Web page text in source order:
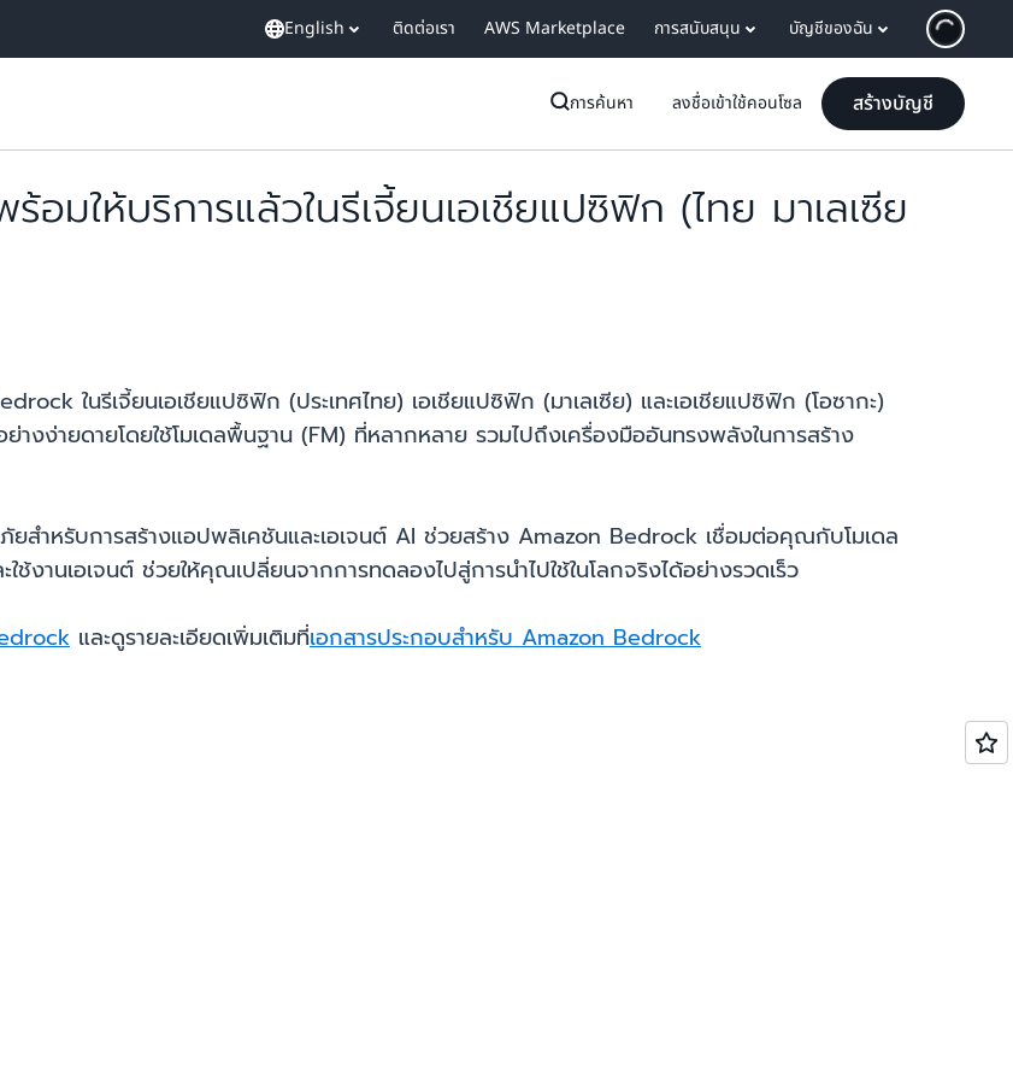
English ติดต่อเรา AWS Marketplace การสนับสนุน บัญชีของฉัน
การค้นหา ลงชื่อเข้าใช้คอนโซล สร้างบัญชี
ให้บริการแล้วในรีเจี้ยนเอเชียแปซิฟิก (ไทย มาเลเซีย
ในรีเจี้ยนเอเชียแปซิฟิก (ประเทศไทย) เอเชียแปซิฟิก (มาเลเซีย) และเอเชียแปซิฟิก (โอซากะ)
งง่ายดายโดยใช้โมเดลพื้นฐาน (FM) ที่หลากหลาย รวมไปถึงเครื่องมืออันทรงพลังในการสร้าง
ำหรับการสร้างแอปพลิเคชันและเอเจนต์ AI ช่วยสร้าง Amazon Bedrock เชื่อมต่อคุณกับโมเดล
ช้งานเอเจนต์ ช่วยให้คุณเปลี่ยนจากการทดลองไปสู่การนำไปใช้ในโลกจริงได้อย่างรวดเร็ว
และดูรายละเอียดเพิ่มเติมที่เอกสารประกอบสำหรับ Amazon Bedrock